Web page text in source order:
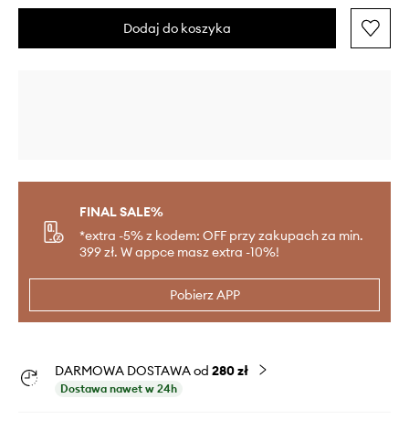
Dodaj do koszyka
FINAL SALE%
*extra -5% z kodem: OFF przy zakupach za min.
399 zł. W appce masz extra -10%!
Pobierz APP
DARMOWA DOSTAWA od 280 zł
Dostawa nawet w 24h